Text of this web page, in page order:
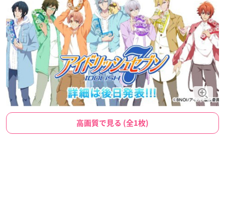
高画質で見る (全1枚)